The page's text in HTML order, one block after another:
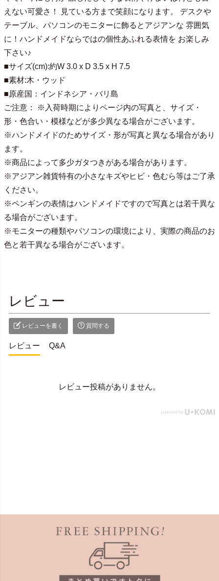
えない可愛さ！ 見ている方まで笑顔になります。 デスクや
テーブル、パソコンのモニターに飾るとアジアンな 雰囲気
に！ハンドメイドならではの個性あふれる表情を お楽しみ
下さい♪
■サイズ(cm):約W 3.0 x D 3.5 x H 7.5
■素材:木・ウッド
■原産国：インドネシア・バリ島
ご注意： ※入荷時期によりページ内の写真と、サイズ・
形・色合い・模様などが多少異なる場合がございます。
※ハンドメイドのためサイズ・形が写真と異なる場合があり
ます。
※商品によって多少ガタつきがある場合があります。
※アジアン雑貨特有の小さなキズやヒビ・色むら等はご了承
ください。
※ペンギンの表情はハンドメイドですので写真とは若干異な
る場合がございます。
※モニターの種類やパソコンの環境により、実際の商品のお
色と若干異なる場合がございます。
レビュー
レビューを書く 質問する
レビュー Q&A
レビュー投稿がありません。